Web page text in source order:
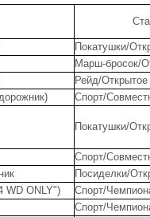
Покатушки/
Марш-бросок/
Рейд/Открытое
Спорт/
Покатушки/
Спорт/
Посиделки/
WD ONLY")
Спорт/
Спорт/